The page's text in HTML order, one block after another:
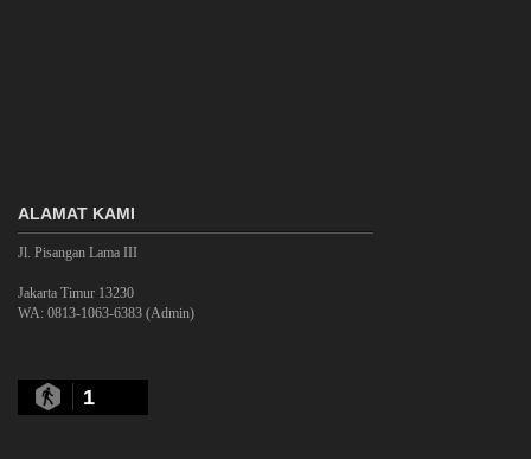
ALAMAT KAMI
Jl. Pisangan Lama III
Jakarta Timur 13230
WA: 0813-1063-6383 (Admin)
1